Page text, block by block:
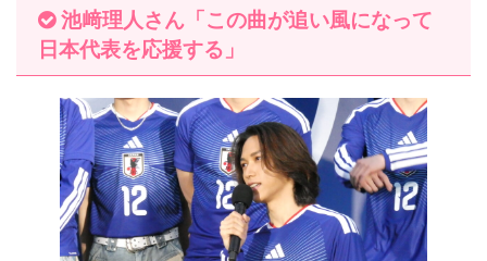
池﨑理人さん「この曲が追い風になって
日本代表を応援する」